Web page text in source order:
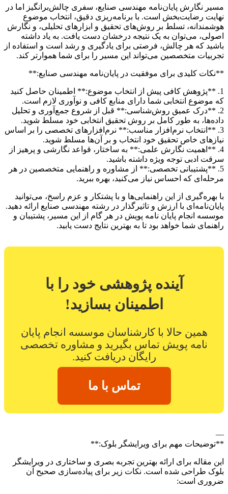
مسیر نگارش پایان‌نامه مهندسی صنایع، سفری چالش‌برانگیز اما در
نهایت رضایت‌بخش است. با برنامه‌ریزی دقیق، انتخاب موضوع
هوشمندانه، تسلط بر روش‌های تحقیق و ابزارهای تحلیلی، و نگارش
اصولی، می‌توان به یک نتیجه درخشان دست یافت. به یاد داشته
باشید که هر چالش، فرصتی برای یادگیری و رشد است و استفاده از
تجربیات متخصصین می‌تواند این مسیر را برای شما هموارتر کند.
**نکات کلیدی برای موفقیت در پایان‌نامه مهندسی صنایع:**
1. **پژوهش کافی پیش از انتخاب موضوع:** اطمینان حاصل کنید
که موضوع انتخابی شما دارای منابع کافی و نوآوری لازم است.
2. **درک عمیق روش‌شناسی:** قبل از شروع جمع‌آوری و تحلیل
داده‌ها، به طور کامل بر روش تحقیق انتخابی خود مسلط شوید.
3. **انتخاب نرم‌افزار مناسب:** نرم‌افزارهای تخصصی را بر اساس
نیازهای خاص تحقیق خود انتخاب و بر آن‌ها مسلط شوید.
4. **اهمیت نگارش علمی:** به ساختار، قواعد نگارشی و پرهیز از
سرقت ادبی توجه ویژه داشته باشید.
5. **پشتیبانی تخصصی:** از مشاوره و راهنمایی متخصصین در هر
مرحله‌ای که احساس نیاز می‌کنید، بهره ببرید.
با بهره‌گیری از این راهنمایی‌ها و با پشتکار و عزم راسخ، می‌توانید
پایان‌نامه‌ای با ارزش و تاثیرگذار در رشته مهندسی صنایع ارائه دهید.
موسسه انجام پایان نامه پویش در هر گام از این مسیر، پشتیبان و
راهنمای شما خواهد بود تا به بهترین نتایج دست یابید.
آینده پژوهشی خود را با
اطمینان بسازید!
همین حالا با کارشناسان موسسه انجام پایان
نامه پویش تماس بگیرید و مشاوره تخصصی
رایگان دریافت کنید.
تماس با ما
—
**توضیحات مهم برای ویرایشگر بلوک:**
این مقاله برای ارائه بهترین تجربه بصری و ساختاری در ویرایشگر
بلوک طراحی شده است. نکات زیر برای پیاده‌سازی صحیح آن
ضروری است: